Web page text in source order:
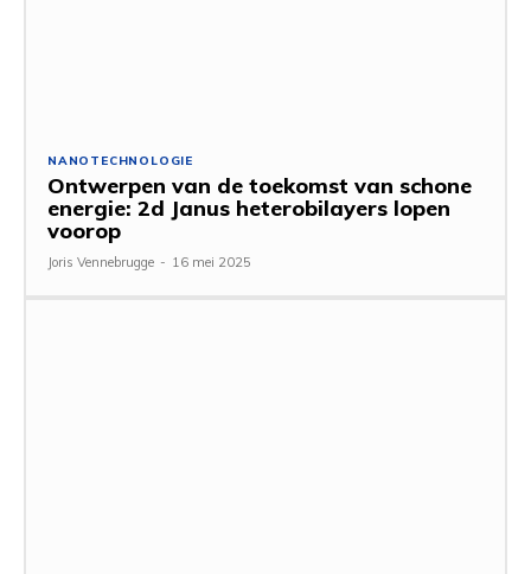
NANOTECHNOLOGIE
Ontwerpen van de toekomst van schone
energie: 2d Janus heterobilayers lopen
voorop
Joris Vennebrugge - 16 mei 2025